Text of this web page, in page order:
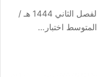
اختبار نهائي المهارات الرقمية الثالث المتوسط الفصل الثاني 1444 هـ /